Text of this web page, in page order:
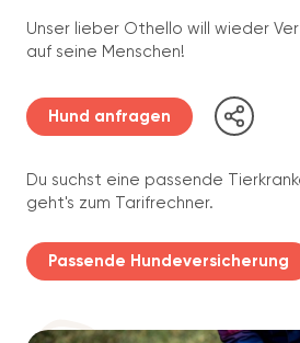
Unser lieber Othello will wieder
auf seine Menschen!
Hund anfragen
Du suchst eine passende
geht's zum Tarifrechner.
Passende Hundeversicherung